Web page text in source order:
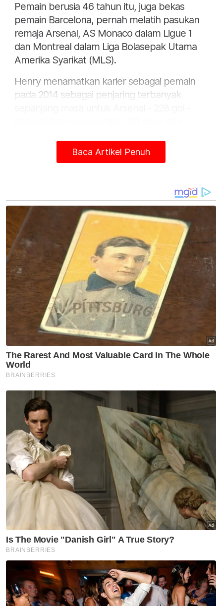
Pemain berusia 46 tahun itu, juga bekas
pemain Barcelona, ​​pernah melatih pasukan
remaja Arsenal, AS Monaco dalam Ligue 1
dan Montreal dalam Liga Bolasepak Utama
Amerika Syarikat (MLS).
Henry menamatkan karier sebagai pemain
pada 2014 sebagai penjaring terbanyak
Kemunculan sulung Henry dalam skuad B-21
adalah untuk perlawanan persahabatan
menentang Denmark pada 7 September
sebelum menentang Slovenia dalam
kelayakan Euro empat hari kemudian.
Artikel Berkaitan:
Memalukan, beri imej buruk bola sepak negara
Malaysia belajar ilmu bola sepak Qatar
Misi hidup mati skuad bola tampar lelaki negara
Muat turun aplikasi Sinar Harian.Klik di sini!
Thierry Henry
Perancis
Artikel Disyorkan
Baca Artikel Penuh